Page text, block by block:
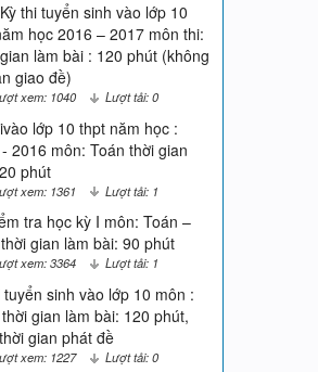
thi tuyển sinh vào lớp 10
học 2016 – 2017 môn thi:
làm bài : 120 phút (không
giao đề)
xem: 1040 Lượt tải: 0
lớp 10 thpt năm học :
2016 môn: Toán thời gian
phút
xem: 1361 Lượt tải: 1
tra học kỳ I môn: Toán –
gian làm bài: 90 phút
xem: 3364 Lượt tải: 1
tuyển sinh vào lớp 10 môn :
gian làm bài: 120 phút,
gian phát đề
xem: 1227 Lượt tải: 0